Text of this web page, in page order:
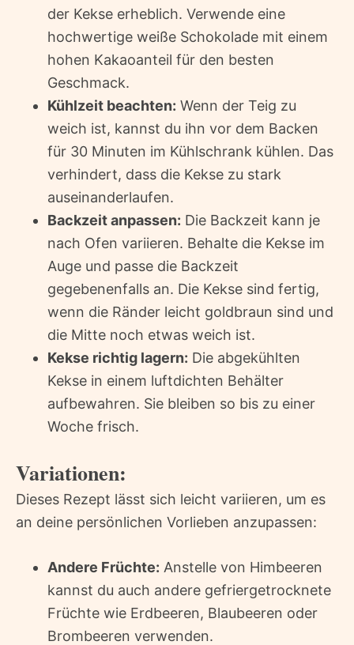
der Kekse erheblich. Verwende eine
hochwertige weiße Schokolade mit einem
hohen Kakaoanteil für den besten
Geschmack.
Kühlzeit beachten: Wenn der Teig zu
weich ist, kannst du ihn vor dem Backen
für 30 Minuten im Kühlschrank kühlen. Das
verhindert, dass die Kekse zu stark
auseinanderlaufen.
Backzeit anpassen: Die Backzeit kann je
nach Ofen variieren. Behalte die Kekse im
Auge und passe die Backzeit
gegebenenfalls an. Die Kekse sind fertig,
wenn die Ränder leicht goldbraun sind und
die Mitte noch etwas weich ist.
Kekse richtig lagern: Die abgekühlten
Kekse in einem luftdichten Behälter
aufbewahren. Sie bleiben so bis zu einer
Woche frisch.
Variationen:
Dieses Rezept lässt sich leicht variieren, um es
an deine persönlichen Vorlieben anzupassen:
Andere Früchte: Anstelle von Himbeeren
kannst du auch andere gefriergetrocknete
Früchte wie Erdbeeren, Blaubeeren oder
Brombeeren verwenden.